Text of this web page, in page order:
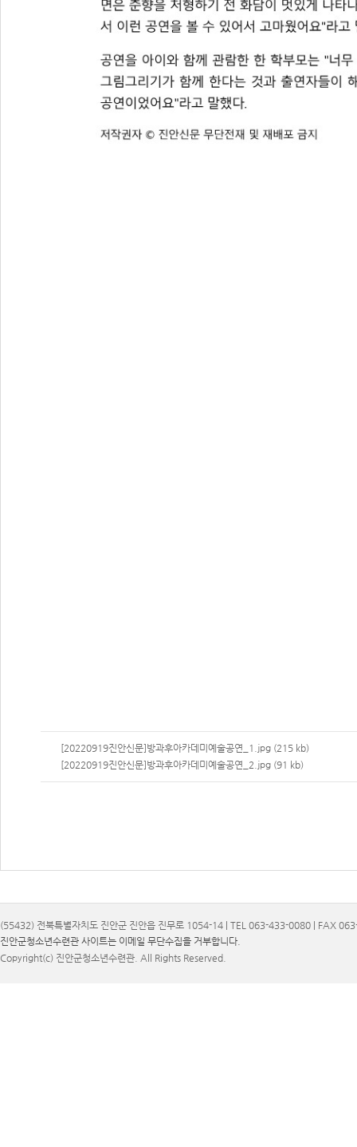
[20220919진안신문]방과후아카데미예술공연_1.jpg (215 kb)
[20220919진안신문]방과후아카데미예술공연_2.jpg (91 kb)
(55432) 전북특별자치도 진안군 진안읍 진무로 1054-14 | TEL 063-433-0080 | FAX
진안군청소년수련관 사이트는 이메일 무단수집을 거부합니다.
Copyright(c) 진안군청소년수련관. All Rights Reserved.